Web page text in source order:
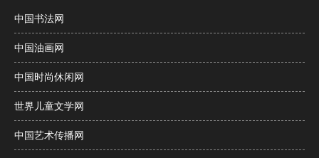
中国书法网
中国油画网
中国时尚休闲网
世界儿童文学网
中国艺术传播网